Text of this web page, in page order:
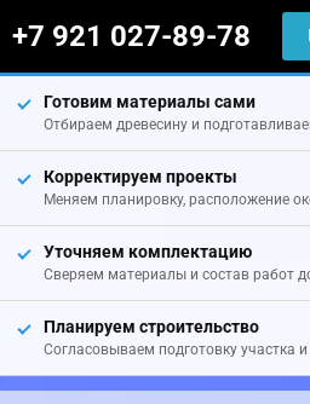
+7 921 027-89-78
Готовим материалы сами
Отбираем древесину и
Корректируем проекты
Меняем планировку, расположение
Уточняем комплектацию
Сверяем материалы и состав работ
Планируем строительство
Согласовываем подготовку участка